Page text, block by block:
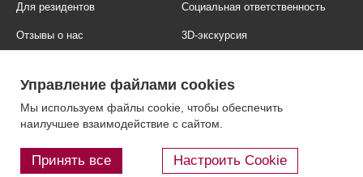
Для резидентов Социальная ответственность
Отзывы о нас 3D-экскурсия
Контакты Блог
Управление файлами cookies
Мы используем файлы cookie, чтобы обеспечить
наилучшее взаимодействие с сайтом.
Принять все Настроить Cookie